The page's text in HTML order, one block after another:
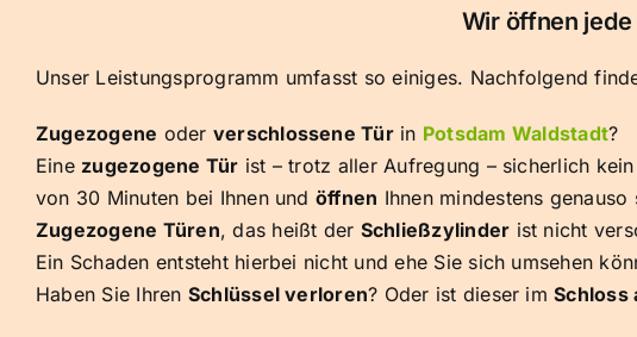
Wir öffnen jede
Unser Leistungsprogramm umfasst so einiges. Nachfolgend
Zugezogene oder verschlossene Türin Potsdam Waldstadt?
Eine zugezogene Tür ist – trotz aller Aufregung – sicherlich
von 30 Minuten bei Ihnen und öffnen Ihnen mindestens
Zugezogene Türen, das heißt der Schließzylinder ist nicht
Ein Schaden entsteht hierbei nicht und ehe Sie sich umsehen
Haben Sie Ihren Schlüssel verloren? Oder ist dieser imSchloss